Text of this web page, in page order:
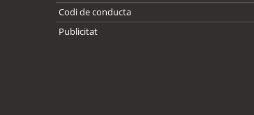
Codi de conducta
Publicitat